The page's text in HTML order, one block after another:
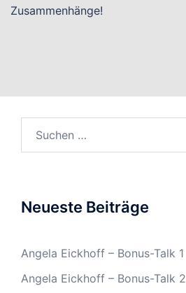
Zusammenhänge!
Neueste Beiträge
Angela Eickhoff – Bonus-Talk 1
Angela Eickhoff – Bonus-Talk 2